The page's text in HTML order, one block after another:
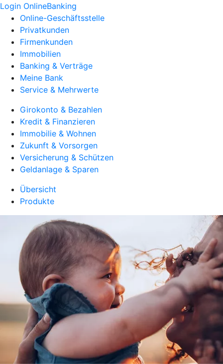
Login OnlineBanking
Online-Geschäftsstelle
Privatkunden
Firmenkunden
Immobilien
Banking & Verträge
Meine Bank
Service & Mehrwerte
Girokonto & Bezahlen
Kredit & Finanzieren
Immobilie & Wohnen
Zukunft & Vorsorgen
Versicherung & Schützen
Geldanlage & Sparen
Übersicht
Produkte